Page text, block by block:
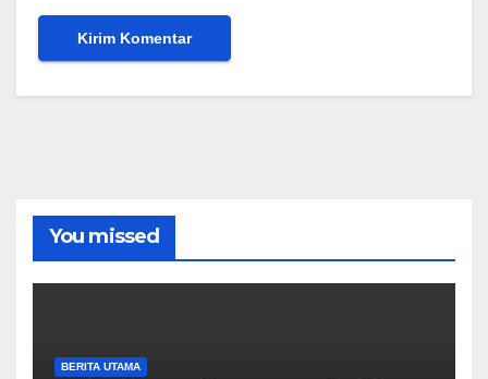
You missed
BERITA UTAMA